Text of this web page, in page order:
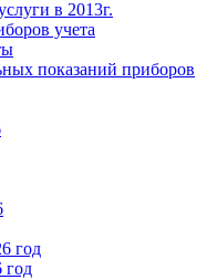
в 2013г.
учета
показаний приборов
год
год